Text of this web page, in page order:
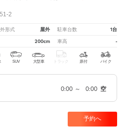
2
形式 屋外 駐車台数 1台
200cm 車高 -
SUV 大型車 トラック 原付 バイク
0:00 ～ 0:00 空
予約へ